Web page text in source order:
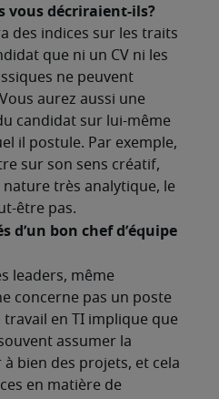
vous décriraient-ils?
des indices sur les traits
que ni un CV ni les
ne peuvent
aurez aussi une
candidat sur lui-même
il postule. Par exemple,
sur son sens créatif,
nature très analytique, le
être pas.
d’un bon chef d’équipe
leaders, même
concerne pas un poste
en TI implique que
assumer la
bien des projets, et cela
en matière de